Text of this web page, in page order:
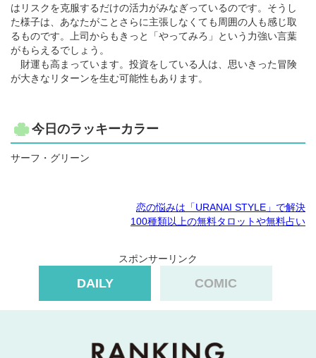
はリスクを克服するだけの活力がみなぎっているのです。そうし
た様子は、あなたがことさらに主張しなくても周囲の人も感じ取
るものです。上司からもきっと「やってみろ」という力強い言葉
がもらえるでしょう。
財運も高まっています。投資をしている人は、思いきった冒険
が大きなリターンを生む可能性もあります。
今日のラッキーカラー
サーフ・グリーン
恋の悩みは「URANAI STYLE」で解決
100種類以上の無料タロットや無料占い
スポンサーリンク
DAILY COMIC